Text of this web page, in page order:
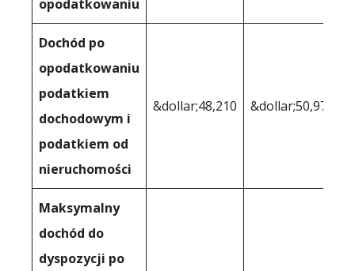
opodatkowaniu
Dochód po
opodatkowaniu
podatkiem
dochodowym i
podatkiem od
nieruchomości
&dollar;48,210 &dollar;50,975
Maksymalny
dochód do
dyspozycji po